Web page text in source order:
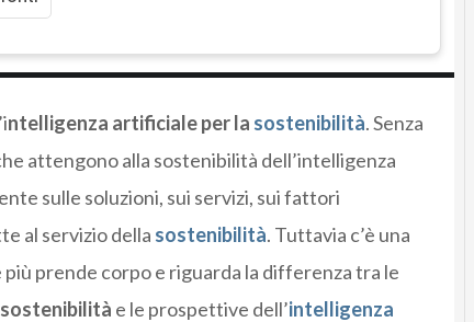
ntelligenza artificiale per la sostenibilità. Senza
attengono alla sostenibilità dell’intelligenza
sulle soluzioni, sui servizi, sui fattori
al servizio della sostenibilità. Tuttavia c’è una
prende corpo e riguarda la differenza tra le
e le prospettive dell’intelligenza